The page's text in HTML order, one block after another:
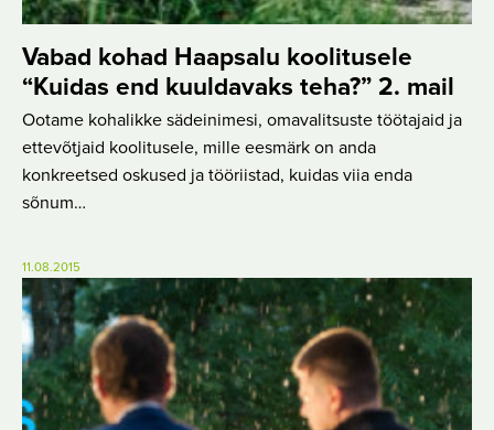
Vabad kohad Haapsalu koolitusele
“Kuidas end kuuldavaks teha?” 2. mail
Ootame kohalikke sädeinimesi, omavalitsuste töötajaid ja
ettevõtjaid koolitusele, mille eesmärk on anda
konkreetsed oskused ja tööriistad, kuidas viia enda
sõnum…
11.08.2015